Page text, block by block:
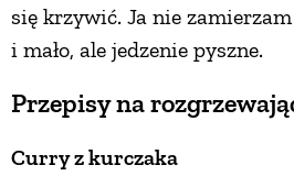
się krzywić. Ja nie
i mało, ale jedzenie pyszne.
Przepisy na
Curry z kurczaka